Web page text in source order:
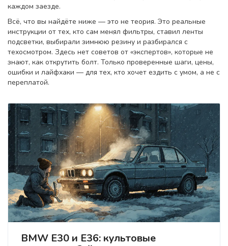
каждом заезде.
Всё, что вы найдёте ниже — это не теория. Это реальные
инструкции от тех, кто сам менял фильтры, ставил ленты
подсветки, выбирали зимнюю резину и разбирался с
техосмотром. Здесь нет советов от «экспертов», которые не
знают, как открутить болт. Только проверенные шаги, цены,
ошибки и лайфхаки — для тех, кто хочет ездить с умом, а не с
переплатой.
BMW E30 и E36: культовые